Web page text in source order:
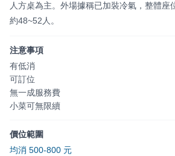
人方桌為主。外場據稱已加裝冷氣，整體座
約48~52人。
注意事項
有低消
可訂位
無一成服務費
小菜可無限續
價位範圍
均消 500-800 元